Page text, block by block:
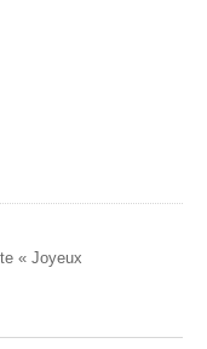
« Joyeux